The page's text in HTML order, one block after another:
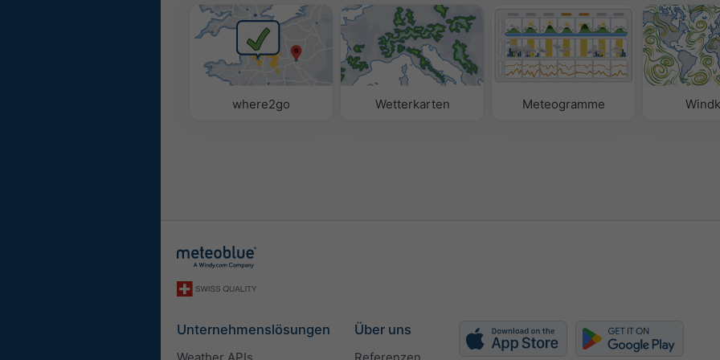
where2go Wetterkarten Meteogramme
Unternehmenslösungen Über uns